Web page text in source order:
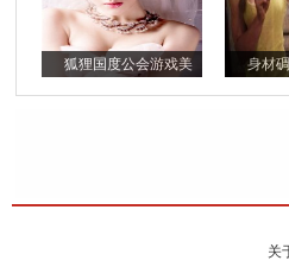
狐狸国度公会游戏美 身材
关